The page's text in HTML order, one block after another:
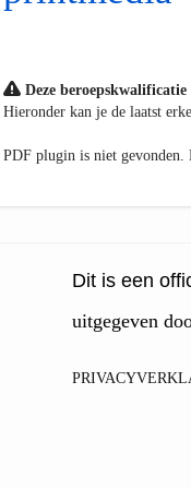
Deze beroepskwalificatie
Hieronder kan je de laatst
PDF plugin is niet gevonden.
Dit is een
uitgegeven